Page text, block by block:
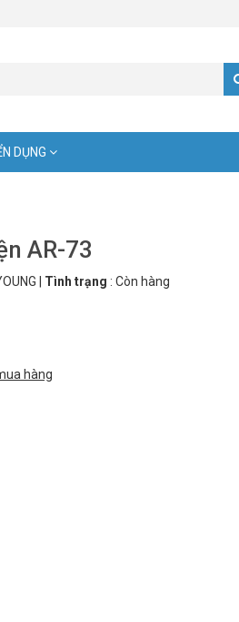
DỤNG
AR-73
Tình trạng : Còn hàng
hàng